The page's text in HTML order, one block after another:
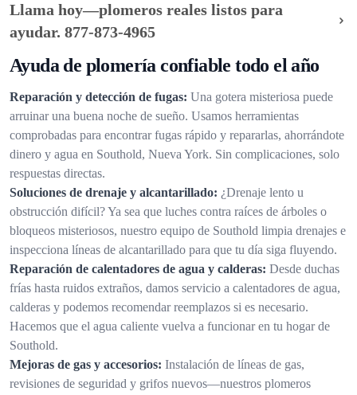
Llama hoy—plomeros reales listos para
ayudar. 877-873-4965
Ayuda de plomería confiable todo el año
Reparación y detección de fugas: Una gotera misteriosa puede
arruinar una buena noche de sueño. Usamos herramientas
comprobadas para encontrar fugas rápido y repararlas, ahorrándote
dinero y agua en Southold, Nueva York. Sin complicaciones, solo
respuestas directas.
Soluciones de drenaje y alcantarillado: ¿Drenaje lento u
obstrucción difícil? Ya sea que luches contra raíces de árboles o
bloqueos misteriosos, nuestro equipo de Southold limpia drenajes e
inspecciona líneas de alcantarillado para que tu día siga fluyendo.
Reparación de calentadores de agua y calderas: Desde duchas
frías hasta ruidos extraños, damos servicio a calentadores de agua,
calderas y podemos recomendar reemplazos si es necesario.
Hacemos que el agua caliente vuelva a funcionar en tu hogar de
Southold.
Mejoras de gas y accesorios: Instalación de líneas de gas,
revisiones de seguridad y grifos nuevos—nuestros plomeros